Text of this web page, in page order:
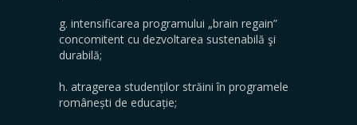
g. intensificarea programului „brain regain”
concomitent cu dezvoltarea sustenabilă şi
durabilă;
h. atragerea studenților străini în programele
românești de educație;